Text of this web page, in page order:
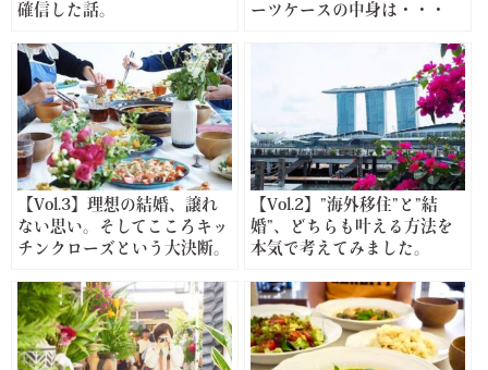
確信した話。
ーツケースの中身は・・・
【Vol.3】理想の結婚、譲れ
ない思い。そしてこころキッ
チンクローズという大決断。
【Vol.2】”海外移住”と”結
婚”、どちらも叶える方法を
本気で考えてみました。